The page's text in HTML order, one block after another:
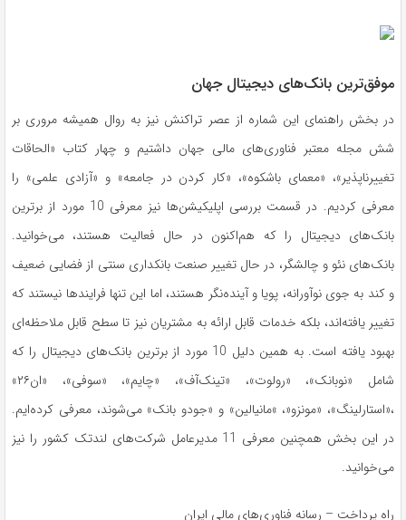
موفق‌ترین بانک‌های دیجیتال جهان
در بخش راهنمای این شماره از عصر تراکنش نیز به روال همیشه مروری بر
شش مجله معتبر فناوری‌های مالی جهان داشتیم و چهار کتاب «الحاقات
تغییرناپذیر»، «معمای باشکوه»، «کار کردن در جامعه» و «آزادی علمی» را
معرفی کردیم. در قسمت بررسی اپلیکیشن‌ها نیز معرفی 10 مورد از برترین
بانک‌های دیجیتال را که هم‌اکنون در حال فعالیت هستند، می‌خوانید.
بانک‌های نئو و چالشگر، در حال تغییر صنعت بانکداری سنتی از فضایی ضعیف
و کند به جوی نوآورانه، پویا و آینده‌نگر هستند، اما این تنها فرایندها نیستند که
تغییر یافته‌اند، بلکه خدمات قابل ارائه به مشتریان نیز تا سطح قابل ملاحظه‌ای
بهبود یافته است. به همین دلیل 10 مورد از برترین بانک‌های دیجیتال را که
شامل «نوبانک»، «رولوت»، «تینک‌آف»، «چایم»، «سوفی»، «ان۲۶»
،«استارلینگ»، «مونزو«، »مانیالین» و «جودو بانک» می‌شوند، معرفی کرده‌ایم.
در این بخش همچنین معرفی 11 مدیرعامل شرکت‌های لندتک کشور را نیز
می‌خوانید.
راه پرداخت – رسانه فناوری‌های مالی ایران